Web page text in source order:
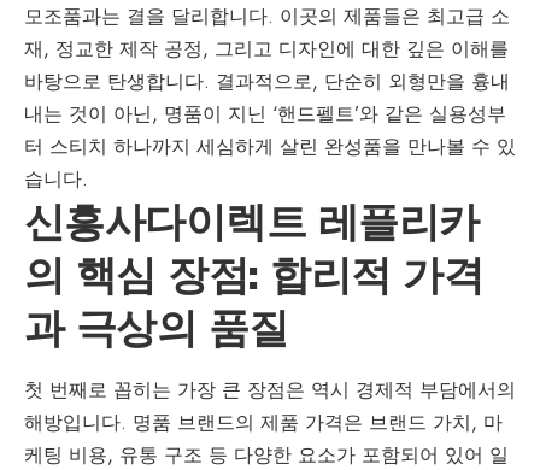
모조품과는 결을 달리합니다. 이곳의 제품들은 최고급 소
재, 정교한 제작 공정, 그리고 디자인에 대한 깊은 이해를
바탕으로 탄생합니다. 결과적으로, 단순히 외형만을 흉내
내는 것이 아닌, 명품이 지닌 ‘핸드펠트’와 같은 실용성부
터 스티치 하나까지 세심하게 살린 완성품을 만나볼 수 있
습니다.
신흥사다이렉트 레플리카
의 핵심 장점: 합리적 가격
과 극상의 품질
첫 번째로 꼽히는 가장 큰 장점은 역시 경제적 부담에서의
해방입니다. 명품 브랜드의 제품 가격은 브랜드 가치, 마
케팅 비용, 유통 구조 등 다양한 요소가 포함되어 있어 일